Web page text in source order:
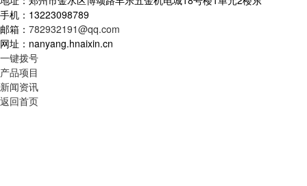
手机：13223098789
邮箱： 782932191@qq.com
网址：nanyang.hnaixin.cn
一键拨号
产品项目
新闻资讯
返回首页